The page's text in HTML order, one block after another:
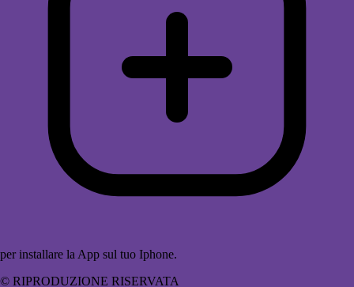
per installare la App sul tuo Iphone.
© RIPRODUZIONE RISERVATA